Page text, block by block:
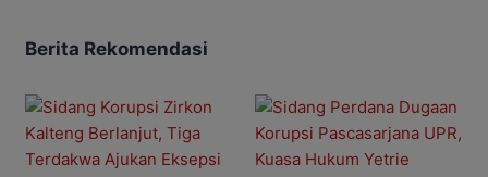
Berita Rekomendasi